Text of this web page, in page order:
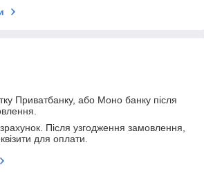
Приватбанку, або Моно банку після
Після узгодження замовлення,
для оплати.